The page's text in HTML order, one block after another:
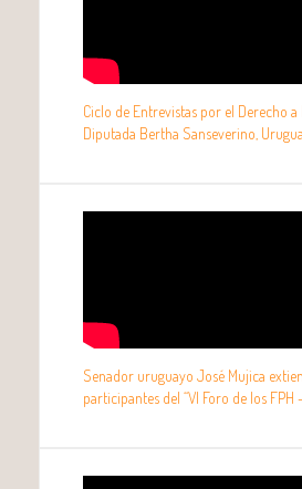
Ciclo de Entrevistas por el Derecho a
Diputada Bertha Sanseverino,
Senador uruguayo José Mujica
participantes del “VI Foro de los FPH